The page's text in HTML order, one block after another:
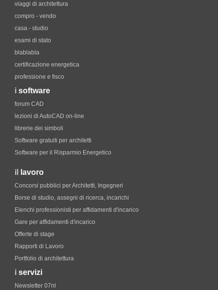
viaggi di architettura
compro - vendo
casa - studio
esami di stato
blablabla
certificazione energetica
professione e fisco
i software
forum CAD
lezioni di AutoCAD on-line
librerie dei simboli
Software gratuiti per architetti
Software per il Risparmio Energetico
il lavoro
Concorsi pubblici per Architetti, Ingegneri
Borse di studio, assegni di ricerca, incarichi
Elenchi professionisti per affidamenti d'incarico
Gare per affidamenti d'incarico
Offerte di stage
Rapporti di Lavoro
Portfolio di architettura
i servizi
Newsletter 07nl